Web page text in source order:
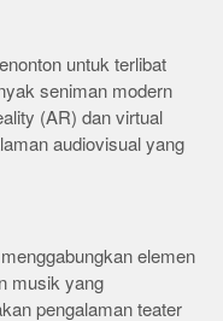
untuk terlibat
seniman modern
(AR) dan virtual
audiovisual yang
elemen
musik yang
pengalaman teater